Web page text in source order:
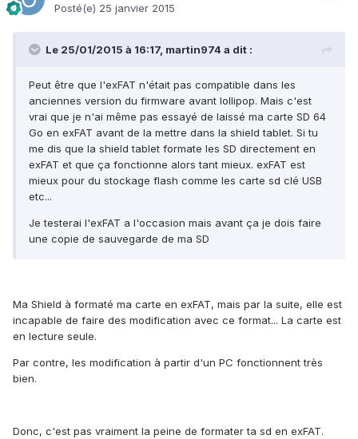
Posté(e) 25 janvier 2015
Le 25/01/2015 à 16:17, martin974 a dit :
Peut être que l'exFAT n'était pas compatible dans les
anciennes version du firmware avant lollipop. Mais c'est
vrai que je n'ai même pas essayé de laissé ma carte SD 64
Go en exFAT avant de la mettre dans la shield tablet. Si tu
me dis que la shield tablet formate les SD directement en
exFAT et que ça fonctionne alors tant mieux. exFAT est
mieux pour du stockage flash comme les carte sd clé USB
etc...
Je testerai l'exFAT a l'occasion mais avant ça je dois faire
une copie de sauvegarde de ma SD
Ma Shield à formaté ma carte en exFAT, mais par la suite, elle est
incapable de faire des modification avec ce format... La carte est
en lecture seule.
Par contre, les modification à partir d'un PC fonctionnent très
bien.
Donc, c'est pas vraiment la peine de formater ta sd en exFAT.